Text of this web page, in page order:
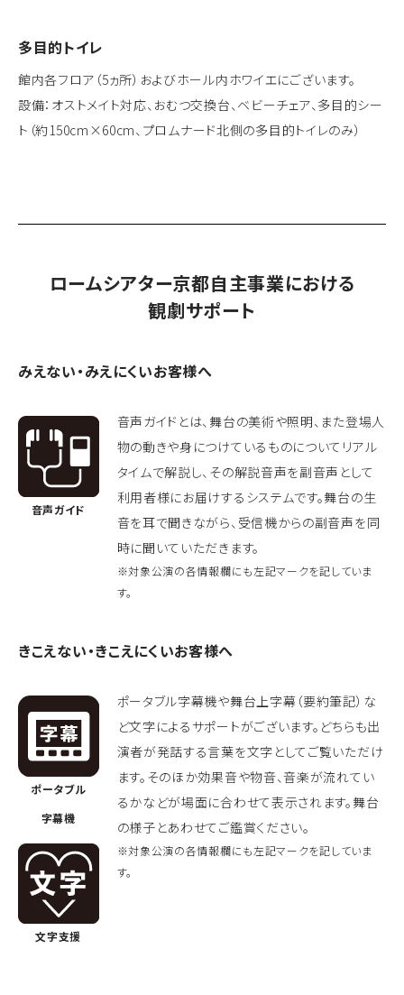
多目的トイレ
館内各フロア（5ヵ所）およびホール内ホワイエにございます。
設備：オストメイト対応、おむつ交換台、ベビーチェア、多目的シー
ト（約150cm×60cm、プロムナード北側の多目的トイレのみ）
ロームシアター京都自主事業における
観劇サポート
みえない・みえにくいお客様へ
音声ガイド
音声ガイドとは、舞台の美術や照明、また登場人
物の動きや身につけているものについてリアル
タイムで解説し、その解説音声を副音声として
利用者様にお届けするシステムです。舞台の生
音を耳で聞きながら、受信機からの副音声を同
時に聞いていただきます。
※対象公演の各情報欄にも左記マークを記していま
す。
きこえない・きこえにくいお客様へ
ポータブル
字幕機
文字支援
ポータブル字幕機や舞台上字幕（要約筆記）な
ど文字によるサポートがございます。どちらも出
演者が発話する言葉を文字としてご覧いただけ
ます。そのほか効果音や物音、音楽が流れてい
るかなどが場面に合わせて表示されます。舞台
の様子とあわせてご鑑賞ください。
※対象公演の各情報欄にも左記マークを記していま
す。